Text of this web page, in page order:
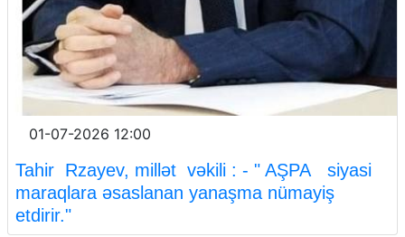
01-07-2026 12:00
Tahir Rzayev, millət vəkili : - " AŞPA siyasi
maraqlara əsaslanan yanaşma nümayiş
etdirir."